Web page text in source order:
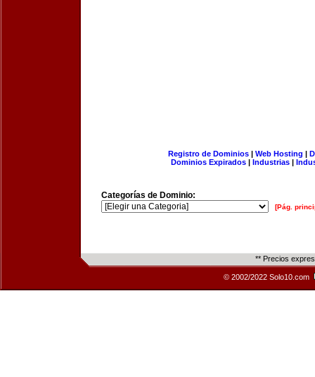
Registro de Dominios| Web Hosting |
Dominios Expirados | Industrias |
Categorías de Dominio:
[Pág.
** Precios
© 2002/2022 Solo10.com